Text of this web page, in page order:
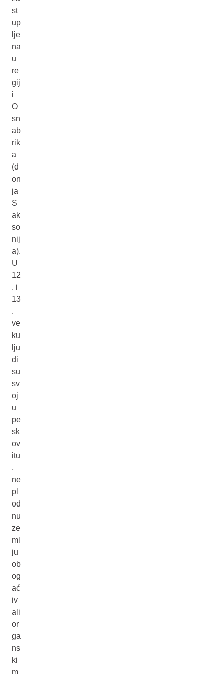
st
up
lje
na
u
re
gij
i
O
sn
ab
rik
a
(d
on
ja
S
ak
so
nij
a).
U
12
. i
13
.
ve
ku
lju
di
su
sv
oj
u
pe
sk
ov
itu
,
ne
pl
od
nu
ze
ml
ju
ob
og
ać
iv
ali
or
ga
ns
ki
m